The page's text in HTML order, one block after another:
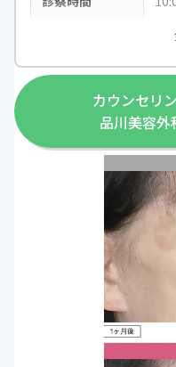
な
連絡先
カウンセリ
品川美容外